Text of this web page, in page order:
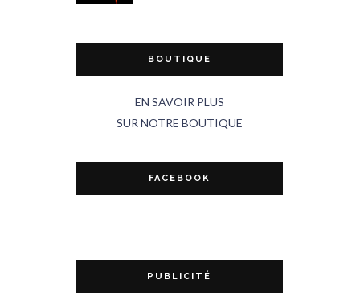
BOUTIQUE
EN SAVOIR PLUS
SUR NOTRE BOUTIQUE
FACEBOOK
PUBLICITÉ